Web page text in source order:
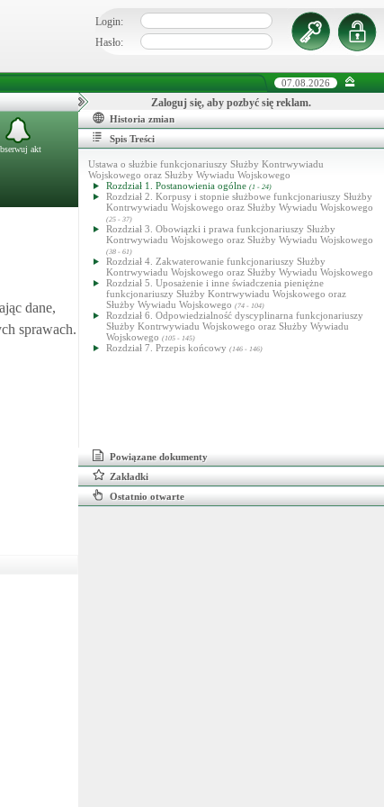
Login:
Hasło:
07.08.2026
akt
dane,
sprawach.
Zaloguj się, aby pozbyć się reklam.
Historia zmian
Spis Treści
Ustawa o służbie funkcjonariuszy Służby Kontrwywiadu
Wojskowego oraz Służby Wywiadu Wojskowego
Rozdział 1. Postanowienia ogólne (1 - 24)
Rozdział 2. Korpusy i stopnie służbowe funkcjonariuszy Służby
Kontrwywiadu Wojskowego oraz Służby Wywiadu Wojskowego
(25 - 37)
Rozdział 3. Obowiązki i prawa funkcjonariuszy Służby
Kontrwywiadu Wojskowego oraz Służby Wywiadu Wojskowego
(38 - 61)
Rozdział 4. Zakwaterowanie funkcjonariuszy Służby
Kontrwywiadu Wojskowego oraz Służby Wywiadu Wojskowego
Rozdział 5. Uposażenie i inne świadczenia pieniężne
funkcjonariuszy Służby Kontrwywiadu Wojskowego oraz
Służby Wywiadu Wojskowego (74 - 104)
Rozdział 6. Odpowiedzialność dyscyplinarna funkcjonariuszy
Służby Kontrwywiadu Wojskowego oraz Służby Wywiadu
Wojskowego (105 - 145)
Rozdział 7. Przepis końcowy (146 - 146)
Powiązane dokumenty
Zakładki
Ostatnio otwarte